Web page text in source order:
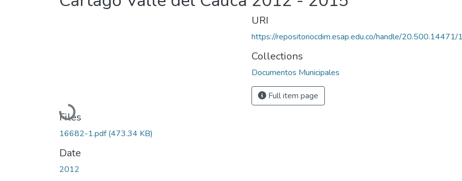
Loading...
Files
16682-1.pdf(473.34 KB)
Date
2012
URI
https://repositoriocdim.esap.edu.co/handle/
Collections
Documentos Municipales
Full item page